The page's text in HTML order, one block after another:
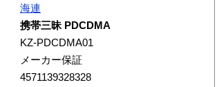
海連
携帯三昧 PDCDMA
KZ-PDCDMA01
メーカー保証
4571139328328